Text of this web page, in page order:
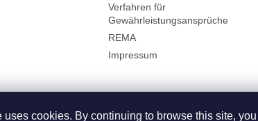
uses cookies. By continuing to browse this site, you
Verfahren für
Gewährleistungsansprüche
REMA
Impressum